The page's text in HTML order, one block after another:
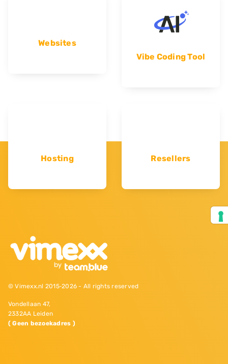
Websites
Vibe Coding Tool
Hosting Resellers
© Vimexx.nl 2015‐2026 - All rights reserved
Vondellaan 47,
2332AA Leiden
( Geen bezoekadres )